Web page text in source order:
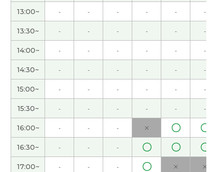
谢谢你的课。我跟你说话很开心。下次也请多关
照。( 50代 男性 )
好的老师，我会好好准备当老师的导游吧！！( 女性
)
我报告关于‘夏越‘祓除’。说明是很困难了。
这次上课也很开心了。下次见！( 男性 )
谢谢你的课。下次也请多多关照。( 50代 男性 )
老师教我关于时间词。
13:00~ - - - - - -
13:30~ - - - - - -
14:00~ - - - - - -
14:30~ - - - - - -
15:00~ - - - - - -
15:30~ - - - - - -
16:00~ - - - × 〇 〇
16:30~ - - - 〇 〇 〇
17:00~ - - - 〇 × ×